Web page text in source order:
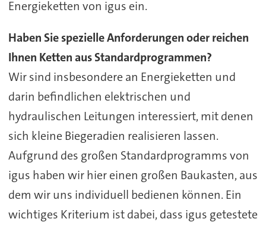
Energieketten von igus ein.
Haben Sie spezielle Anforderungen oder reichen
Ihnen Ketten aus Standardprogrammen?
Wir sind insbesondere an Energieketten und
darin befindlichen elektrischen und
hydraulischen Leitungen interessiert, mit denen
sich kleine Biegeradien realisieren lassen.
Aufgrund des großen Standardprogramms von
igus haben wir hier einen großen Baukasten, aus
dem wir uns individuell bedienen können. Ein
wichtiges Kriterium ist dabei, dass igus getestete